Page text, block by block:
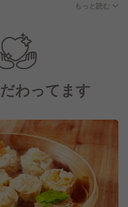
するメンバーばかり。
らお店を盛り上げています。
交流の場もたくさん！
フまでみんな仲が良く、
す◎
もっと読む
わってます